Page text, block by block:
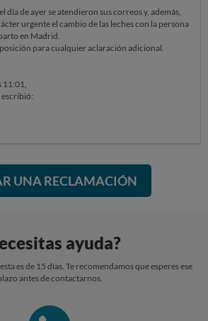
por otros medios, obligándome a utilizar una de
poder alimentar a mi hija ante la falta de
ha supuesto un problema digestivo ya que no era
2026, no he recibido respuesta por parte del
me ha ofrecido solución alguna, teniendo que
debido a la falta de suministro de un
alimentación infantil con el consiguiente
día de ayer se atendieron sus correos y, además,
urgente el cambio de las leches con la persona
en Madrid.
para cualquier aclaración adicional.
11:01,
UNA RECLAMACIÓN
ayuda?
es de 15 días. Te recomendamos que esperes ese
antes de contactarnos.